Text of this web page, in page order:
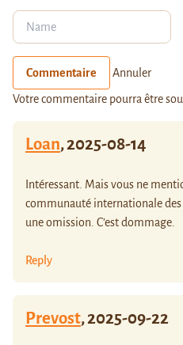
Commentaire Annuler
Votre commentaire pourra être
Loan,2025-08-14
Intéressant. Mais vous ne
communauté internationale
une omission. C’est dommage.
Reply
Prevost,2025-09-22